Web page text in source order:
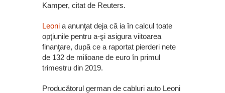
Kamper, citat de Reuters.
Leoni a anunţat deja că ia în calcul toate
opţiunile pentru a-şi asigura viitoarea
finanţare, după ce a raportat pierderi nete
de 132 de milioane de euro în primul
trimestru din 2019.
Producătorul german de cabluri auto Leoni